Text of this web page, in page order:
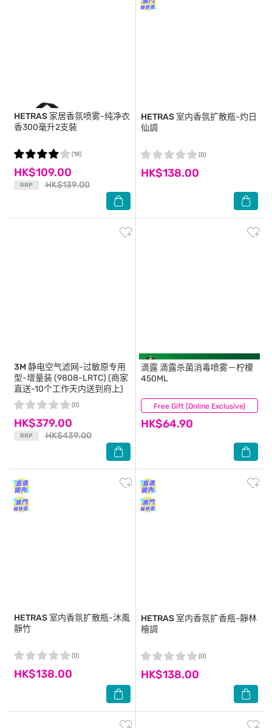
HETRAS 家居香氛喷雾-纯净衣
香300毫升2支裝
HK$109.00
RRP HK$139.00
(18)
HETRAS 室内香氛扩散瓶-灼日
仙調
HK$138.00
(0)
3M静电空气滤网-过敏原专用
型-增量装 (9808-LRTC) (商家
直送-10个工作天内送到府上)
HK$379.00
RRP HK$439.00
(0) Free Gift (Online Exclusive)
滴露滴露杀菌消毒喷雾－柠檬
450ML
HK$64.90
(6)
HETRAS 室内香氛扩散瓶-沐風
靜竹
HK$138.00
(0)
HETRAS 室内香氛扩香瓶-靜林
檜調
HK$138.00
(0)